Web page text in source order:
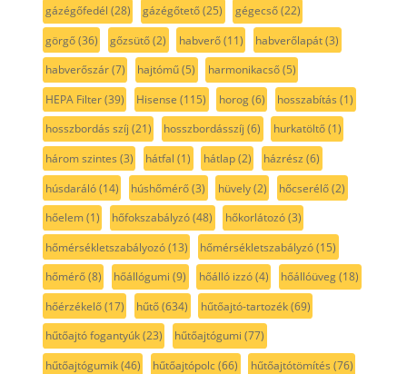
gázégőfedél (28) gázégőtető(25) gégecső(22)
görgő(36) gőzsütő(2) habverő(11) habverőlapát(3)
habverőszár(7) hajtómű(5) harmonikacső(5)
HEPA Filter(39) Hisense (115) horog(6) hosszabítás (1)
hosszbordás szíj (21) hosszbordásszíj (6) hurkatöltő(1)
három szintes (3) hátfal (1) hátlap(2) házrész (6)
húsdaráló(14) húshőmérő(3) hüvely(2) hőcserélő(2)
hőelem(1) hőfokszabályzó(48) hőkorlátozó(3)
hőmérsékletszabályozó(13) hőmérsékletszabályzó(15)
hőmérő(8) hőállógumi (9) hőálló izzó(4) hőállóüveg(18)
hőérzékelő(17) hűtő(634) hűtőajtó-tartozék(69)
hűtőajtó fogantyúk(23) hűtőajtógumi (77)
hűtőajtógumik(46) hűtőajtópolc(66) hűtőajtótömítés (76)